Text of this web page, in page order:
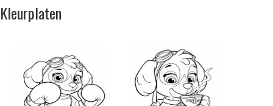
Kleurplaten